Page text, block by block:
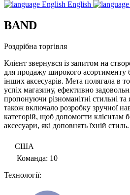
English
BAND
Роздрібна торгівля
Клієнт звернувся із запитом на
для продажу широкого асортименту
інших аксесуарів. Мета полягала в
успіх магазину, ефективно
пропонуючи різноманітні стильні та
також включало розробку зручної
категорій, щоб допомогти клієнтам
аксесуари, які доповнять їхній стиль.
США
Команда: 10
Технології: